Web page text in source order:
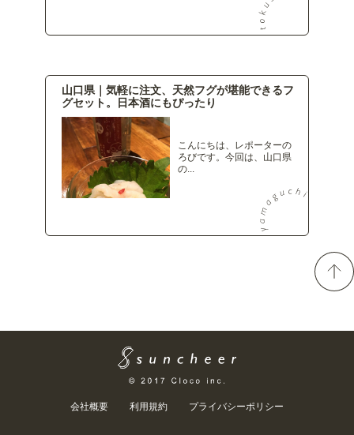
山口県｜気軽に注文、天然フグが堪能できるフ
グセット。日本酒にもぴったり
こんにちは、レポーターの
ろびです。今回は、山口県
の...
会社概要 利用規約 プライバシーポリシー